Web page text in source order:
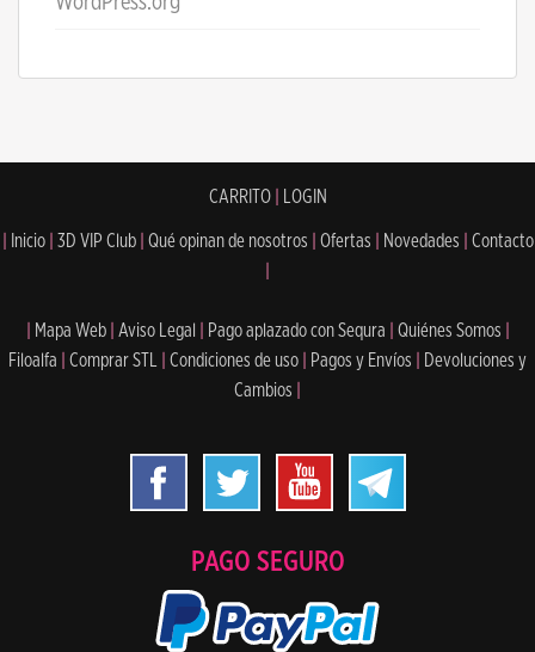
CARRITO| LOGIN
Inicio 3D VIP Club Qué opinan de nosotros Ofertas Novedades
Contacto
Mapa Web Aviso Legal Pago aplazado con Sequra Quiénes Somos
Filoalfa
Comprar STL Condiciones de uso Pagos y Envíos
Devoluciones y
Cambios
PAGO SEGURO